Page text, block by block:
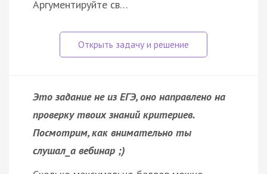
Аргументируйте св…
Это задание не из ЕГЭ, оно направлено на
проверку твоих знаний критериев.
Посмотрим, как внимательно ты
слушал_а вебинар ;)